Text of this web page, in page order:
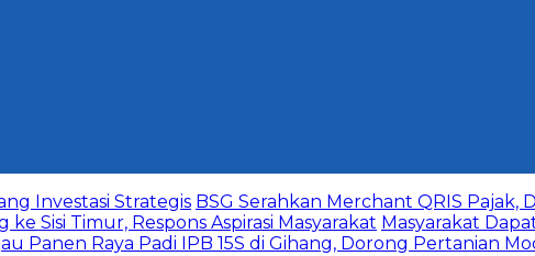
Investasi Strategis ‎BSG Serahkan Merchant QRIS Pajak,
Sisi Timur, Respons Aspirasi Masyarakat Masyarakat
Panen Raya Padi IPB 15S di Gihang, Dorong Pertanian